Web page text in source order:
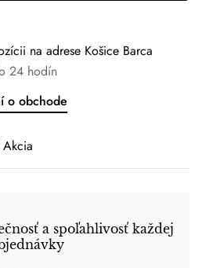
na adrese Košice Barca
24 hodín
o obchode
Akcia
a spoľahlivosť každej